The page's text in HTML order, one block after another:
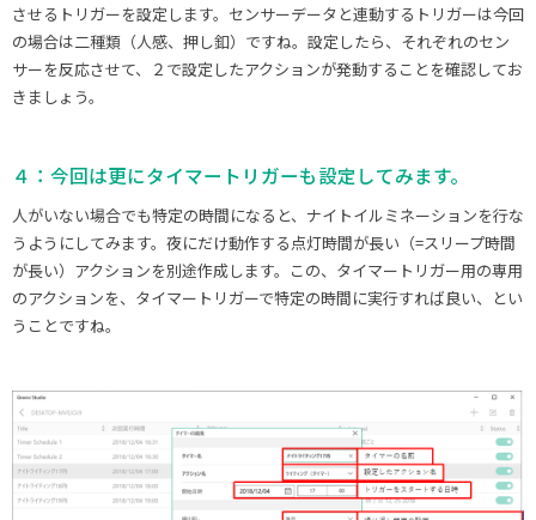
させるトリガーを設定します。センサーデータと連動するトリガーは今回
の場合は二種類（人感、押し釦）ですね。設定したら、それぞれのセン
サーを反応させて、２で設定したアクションが発動することを確認してお
きましょう。
４：今回は更にタイマートリガーも設定してみます。
人がいない場合でも特定の時間になると、ナイトイルミネーションを行な
うようにしてみます。夜にだけ動作する点灯時間が長い（=スリープ時間
が長い）アクションを別途作成します。この、タイマートリガー用の専用
のアクションを、タイマートリガーで特定の時間に実行すれば良い、とい
うことですね。